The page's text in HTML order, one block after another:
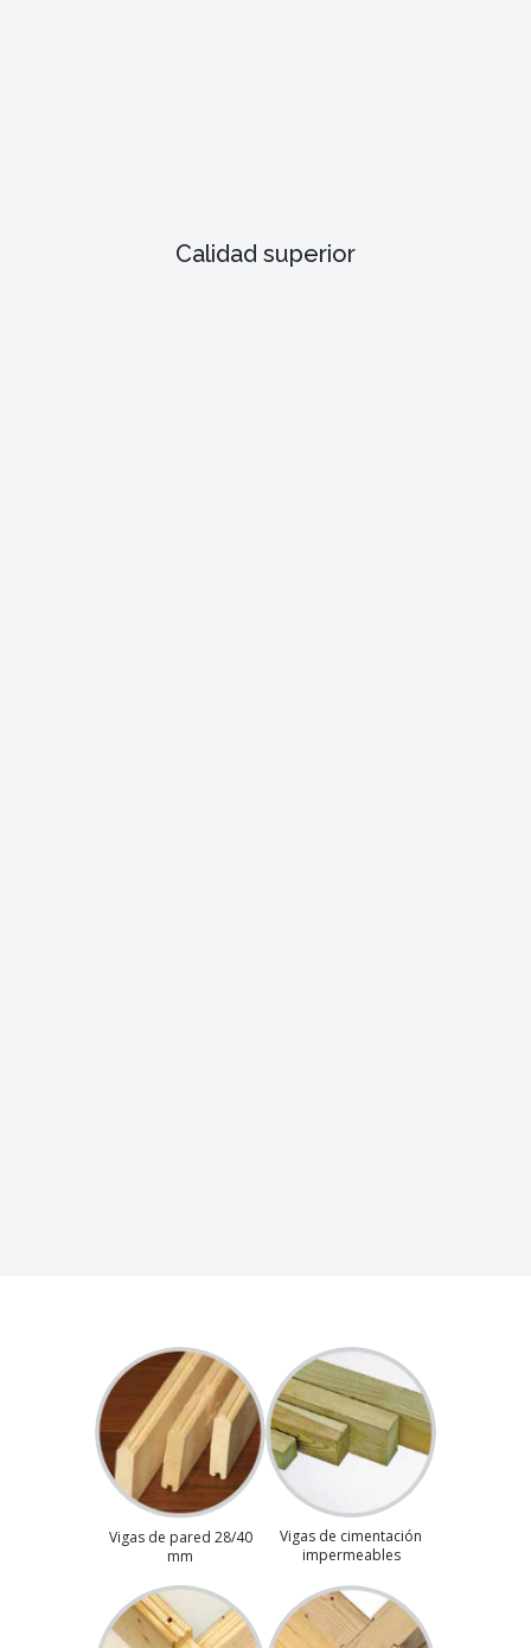
Calidad superior
Vigas de pared 28/40
mm
Vigas de cimentación
impermeables